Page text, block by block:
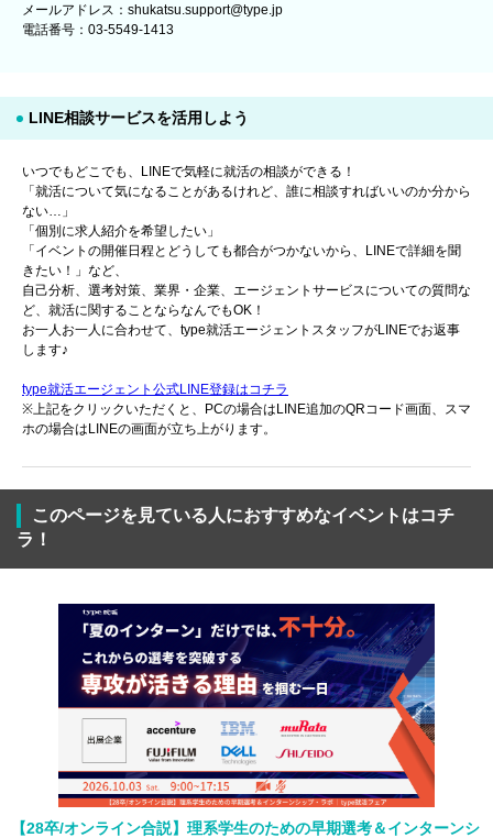
メールアドレス：shukatsu.support@type.jp
電話番号：03-5549-1413
LINE相談サービスを活用しよう
いつでもどこでも、LINEで気軽に就活の相談ができる！
「就活について気になることがあるけれど、誰に相談すればいいのか分から
ない…」
「個別に求人紹介を希望したい」
「イベントの開催日程とどうしても都合がつかないから、LINEで詳細を聞
きたい！」など、
自己分析、選考対策、業界・企業、エージェントサービスについての質問な
ど、就活に関することならなんでもOK！
お一人お一人に合わせて、type就活エージェントスタッフがLINEでお返事
します♪
type就活エージェント公式LINE登録はコチラ
※上記をクリックいただくと、PCの場合はLINE追加のQRコード画面、スマ
ホの場合はLINEの画面が立ち上がります。
このページを見ている人におすすめなイベントはコチ
ラ！
【28卒/オンライン合説】理系学生のための早期選考＆インターンシ